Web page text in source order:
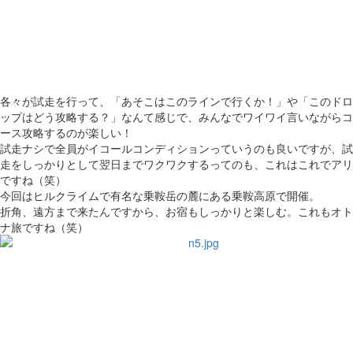
各々が試走を行って、「あそこはこのラインで行くか！」や「このドロ
ップはどう攻略する？」なんて感じで、みんなでワイワイ言いながらコ
ース攻略するのが楽しい！
試走ナシで全員がイコールコンディションっていうのも良いですが、試
走をしっかりとして翌日までワクワクするってのも、これはこれでアリ
ですね（笑）
今回はヒルクライムで有名な乗鞍岳の麓にある乗鞍高原で開催。
折角、遠方まで来たんですから、お宿もしっかりと楽しむ。これもオト
ナ旅ですね（笑）